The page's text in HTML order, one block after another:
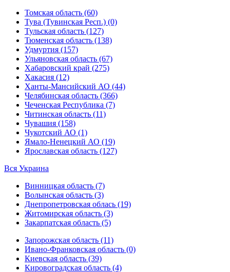
Томская область (60)
Тува (Тувинская Респ.) (0)
Тульская область (127)
Тюменская область (138)
Удмуртия (157)
Ульяновская область (67)
Хабаровский край (275)
Хакасия (12)
Ханты-Мансийский АО (44)
Челябинская область (366)
Чеченская Республика (7)
Читинская область (11)
Чувашия (158)
Чукотский АО (1)
Ямало-Ненецкий АО (19)
Ярославская область (127)
Вся Украина
Винницкая область (7)
Волынская область (3)
Днепропетровская облась (19)
Житомирская область (3)
Закарпатская область (5)
Запорожская область (11)
Ивано-Франковская область (0)
Киевская область (39)
Кировоградская область (4)